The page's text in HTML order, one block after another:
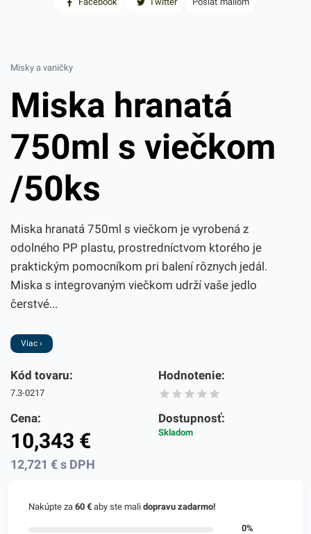
Misky a vaničky
Miska hranatá
750ml s viečkom
/50ks
Miska hranatá 750ml s viečkom je vyrobená z
odolného PP plastu, prostredníctvom ktorého je
praktickým pomocníkom pri balení rôznych jedál.
Miska s integrovaným viečkom udrží vaše jedlo
čerstvé...
Viac ›
Kód tovaru:
7.3-0217
Hodnotenie:
Cena:
10,343 €
12,721€ s DPH
Dostupnosť:
Skladom
Nakúpte za60 € aby ste malidopravu zadarmo!
0%